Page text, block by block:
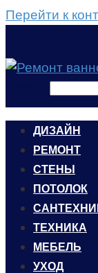
Перейти к
ДИЗАЙН
РЕМОНТ
СТЕНЫ
ПОТОЛОК
ТЕХНИКА
МЕБЕЛЬ
УХОД